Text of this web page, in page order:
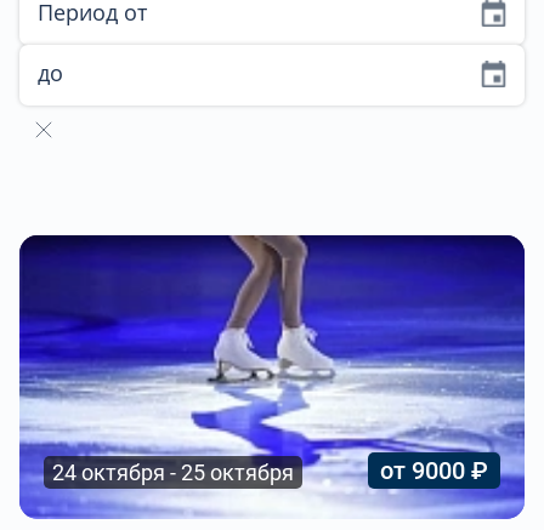
Период от
до
24 октября - 25 октября от 9000 ₽